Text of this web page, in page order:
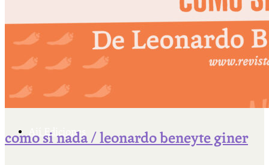
Cátedra Bailable 2018
Más
Ají Ediciones
como si nada / leonardo beneyte giner